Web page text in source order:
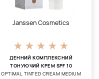
Janssen Cosmetics
ДЕННИЙ КОМПЛЕКСНИЙ
ТОНУЮЧИЙ КРЕМ SPF 10
OPTIMAL TINTED CREAM MEDIUM